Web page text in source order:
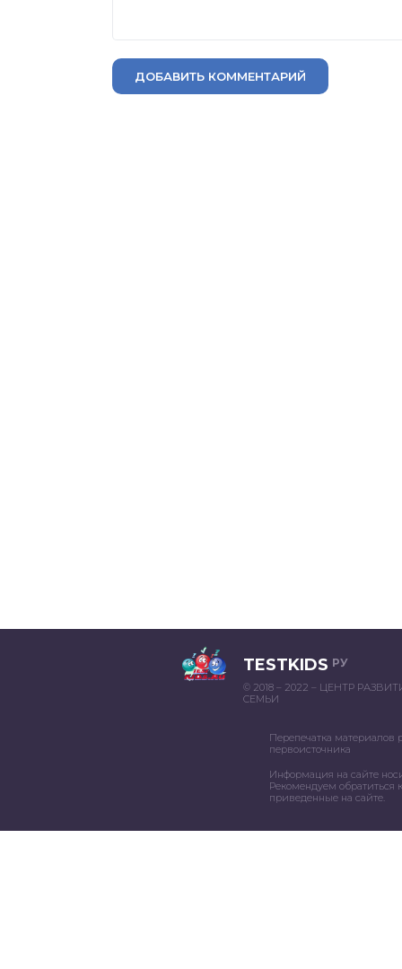
ДОБАВИТЬ КОММЕНТАРИЙ
TESTKIDS РУ
© 2018 – 2022 – ЦЕНТР
СЕМЬИ
Перепечатка материалов
первоисточника
Информация на сайте
Рекомендуем обратиться
приведенные на сайте.